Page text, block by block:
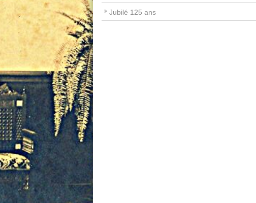
Jubilé 125 ans